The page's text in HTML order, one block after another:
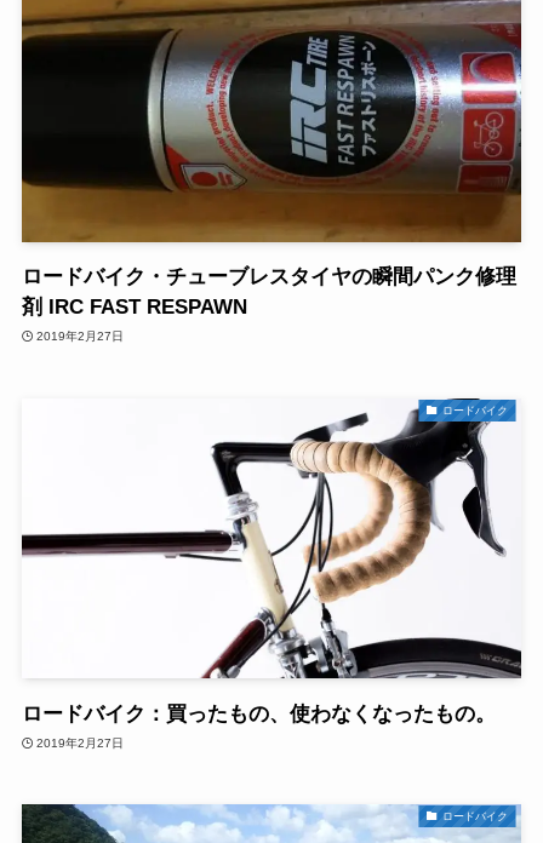
ロードバイク・チューブレスタイヤの瞬間パンク修理
剤 IRC FAST RESPAWN
2019年2月27日
ロードバイク
ロードバイク：買ったもの、使わなくなったもの。
2019年2月27日
ロードバイク